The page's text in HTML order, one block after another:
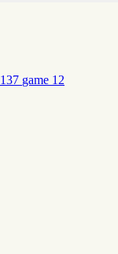
137 game 12